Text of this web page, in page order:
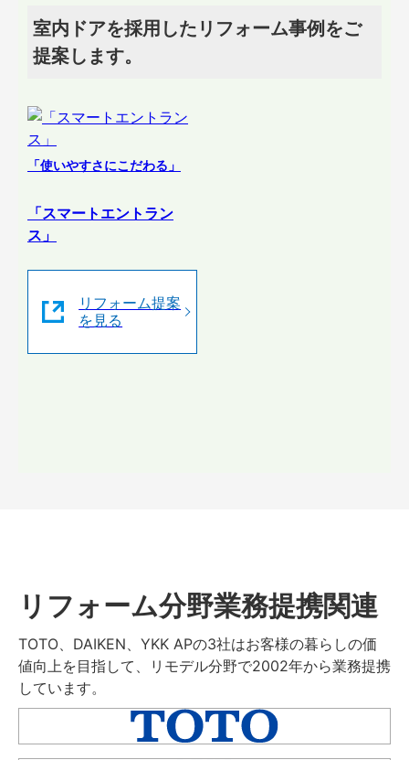
室内ドアを採用したリフォーム事例をご
提案します。
「使いやすさにこだわる」
「スマートエントラン
ス」
リフォーム提案
を見る
リフォーム分野業務提携関連
TOTO、DAIKEN、YKK APの3社はお客様の暮らしの価
値向上を目指して、リモデル分野で2002年から業務提携
しています。